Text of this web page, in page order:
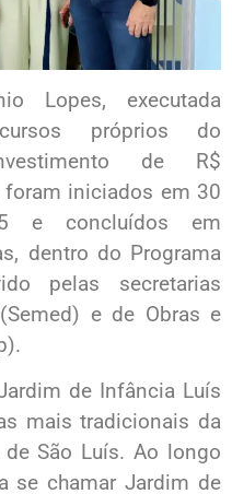
Lopes, executada
próprios do
de R$
foram iniciados em 30
e concluídos em
dentro do Programa
pelas secretarias
e de Obras e
de Infância Luís
mais tradicionais da
São Luís. Ao longo
se chamar Jardim de